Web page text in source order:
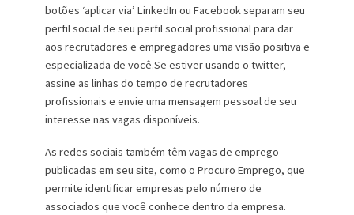
botões ‘aplicar via’ LinkedIn ou Facebook separam seu
perfil social de seu perfil social profissional para dar
aos recrutadores e empregadores uma visão positiva e
especializada de você.Se estiver usando o twitter,
assine as linhas do tempo de recrutadores
profissionais e envie uma mensagem pessoal de seu
interesse nas vagas disponíveis.
As redes sociais também têm vagas de emprego
publicadas em seu site, como o Procuro Emprego, que
permite identificar empresas pelo número de
associados que você conhece dentro da empresa.